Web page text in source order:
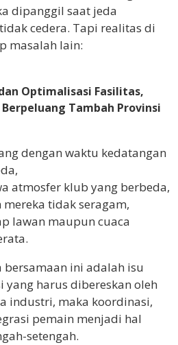
dipanggil saat jeda
cedera. Tapi realitas di
masalah lain:
Optimalisasi Fasilitas,
Berpeluang Tambah Provinsi
dengan waktu kedatangan
atmosfer klub yang berbeda,
tidak seragam,
lawan maupun cuaca
bersamaan ini adalah isu
yang harus dibereskan oleh
industri, maka koordinasi,
pemain menjadi hal
setengah.